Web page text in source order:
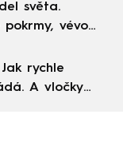
světa.
vévodí
rychle
A vločky